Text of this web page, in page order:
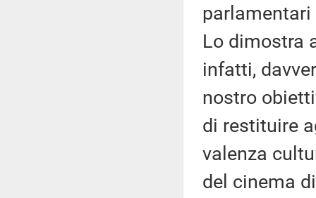
Lo dimostra
infatti,
nostro
di restituire
valenza
del cinema